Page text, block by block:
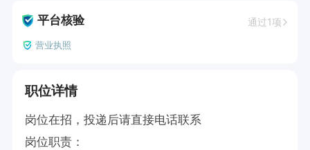
平台核验 通过1项
营业执照
职位详情
岗位在招，投递后请直接电话联系
岗位职责：